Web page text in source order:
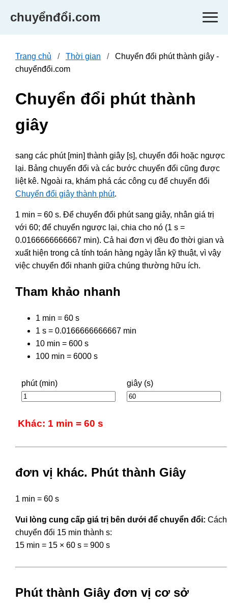
chuyểnđổi.com
Trang chủ Thời gian
Chuyển đổi phút thành giây -
chuyểnđổi.com
Chuyển đổi phút thành
giây
sang các phút [min] thành giây [s], chuyển đổi hoặc ngược
lại. Bảng chuyển đổi và các bước chuyển đổi cũng được
liệt kê. Ngoài ra, khám phá các công cụ để chuyển đổi
Chuyển đổi giây thành phút.
1 min = 60 s. Để chuyển đổi phút sang giây, nhân giá trị
với 60; để chuyển ngược lại, chia cho nó (1 s =
0.0166666666667 min). Cả hai đơn vị đều đo thời gian và
xuất hiện trong cả tính toán hàng ngày lẫn kỹ thuật, vì vậy
việc chuyển đổi nhanh giữa chúng thường hữu ích.
Tham khảo nhanh
1 min = 60 s
1 s = 0.0166666666667 min
10 min = 600 s
100 min = 6000 s
phút (min) giây (s)
Khác: 1 min = 60 s
đơn vị khác. Phút thành Giây
1 min = 60 s
Vui lòng cung cấp giá trị bên dưới để chuyển đổi: Cách
chuyển đổi 15 min thành s:
15 min = 15 × 60 s = 900 s
Phút thành Giây đơn vị cơ sở